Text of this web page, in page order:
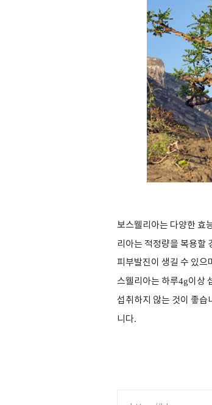
보스웰리아는 다양한 효
리아는 적정량을 복용할
피부발진이 생길 수 있으
스웰리아는 하루4g이상
섭취하지 않는 것이 좋습
니다.